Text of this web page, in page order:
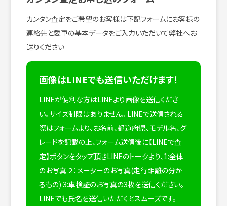
カンタン査定をご希望のお客様は下記フォームにお客様の
連絡先と愛車の基本データをご入力いただいて弊社へお
送りください
画像はLINEでも送信いただけます！
LINEが便利な方はLINEより画像を送信くださ
い。サイズ制限はありません。 LINEで送信される
際はフォームより、お名前、都道府県、モデル名、グ
レードを記載の上、フォーム送信後に【LINEで査
定】ボタンをタップ頂きLINEのトークより、1:全体
のお写真 ２：メーターのお写真(走行距離の分か
るもの) 3:車検証のお写真の3枚を送信ください。
LINEでも氏名を送信いただくとスムーズです。